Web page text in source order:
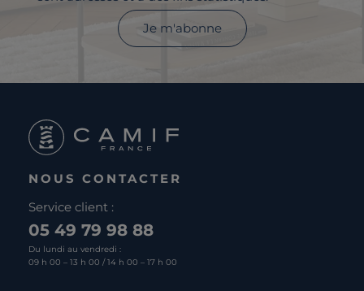
Je m'abonne
NOUS CONTACTER
Service client :
05 49 79 98 88
Du lundi au vendredi :
09 h 00 – 13 h 00 / 14 h 00 – 17 h 00